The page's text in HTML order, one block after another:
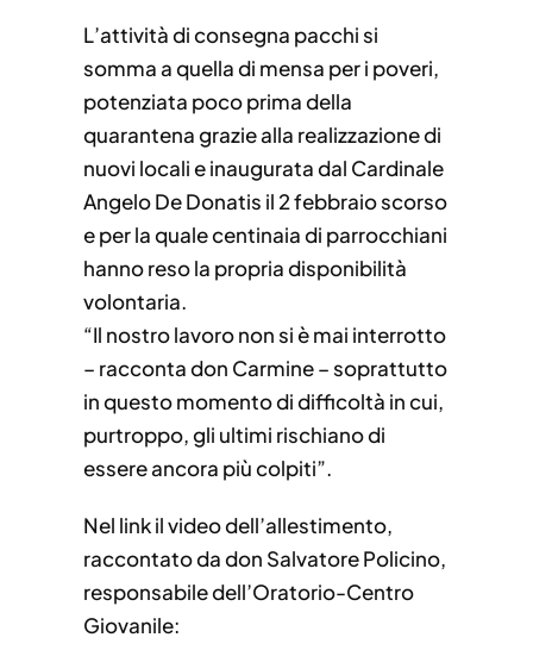
L’attività di consegna pacchi si
somma a quella di mensa per i poveri,
potenziata poco prima della
quarantena grazie alla realizzazione di
nuovi locali e inaugurata dal Cardinale
Angelo De Donatis il 2 febbraio scorso
e per la quale centinaia di parrocchiani
hanno reso la propria disponibilità
volontaria.
“Il nostro lavoro non si è mai interrotto
– racconta don Carmine – soprattutto
in questo momento di difficoltà in cui,
purtroppo, gli ultimi rischiano di
essere ancora più colpiti”.
Nel link il video dell’allestimento,
raccontato da don Salvatore Policino,
responsabile dell’Oratorio-Centro
Giovanile: